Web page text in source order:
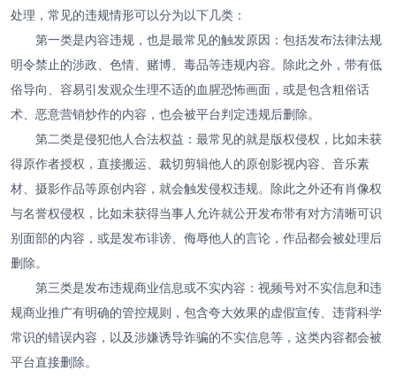
处理，常见的违规情形可以分为以下几类：
第一类是内容违规，也是最常见的触发原因：包括发布法律法规
明令禁止的涉政、色情、赌博、毒品等违规内容。除此之外，带有低
俗导向、容易引发观众生理不适的血腥恐怖画面，或是包含粗俗话
术、恶意营销炒作的内容，也会被平台判定违规后删除。
第二类是侵犯他人合法权益：最常见的就是版权侵权，比如未获
得原作者授权，直接搬运、裁切剪辑他人的原创影视内容、音乐素
材、摄影作品等原创内容，就会触发侵权违规。除此之外还有肖像权
与名誉权侵权，比如未获得当事人允许就公开发布带有对方清晰可识
别面部的内容，或是发布诽谤、侮辱他人的言论，作品都会被处理后
删除。
第三类是发布违规商业信息或不实内容：视频号对不实信息和违
规商业推广有明确的管控规则，包含夸大效果的虚假宣传、违背科学
常识的错误内容，以及涉嫌诱导诈骗的不实信息等，这类内容都会被
平台直接删除。